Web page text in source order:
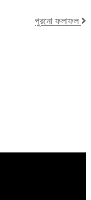
পুরনো ফলাফল